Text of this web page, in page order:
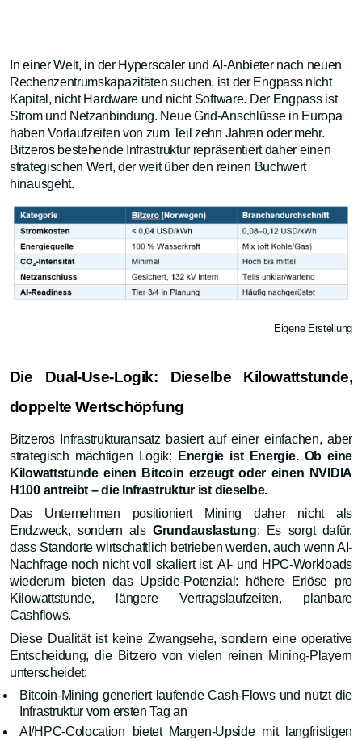
In einer Welt, in der Hyperscaler und AI-Anbieter nach neuen
Rechenzentrumskapazitäten suchen, ist der Engpass nicht
Kapital, nicht Hardware und nicht Software. Der Engpass ist
Strom und Netzanbindung. Neue Grid-Anschlüsse in Europa
haben Vorlaufzeiten von zum Teil zehn Jahren oder mehr.
Bitzeros bestehende Infrastruktur repräsentiert daher einen
strategischen Wert, der weit über den reinen Buchwert
hinausgeht.
Eigene Erstellung
Die Dual-Use-Logik: Dieselbe Kilowattstunde,
doppelte Wertschöpfung
Bitzeros Infrastrukturansatz basiert auf einer einfachen, aber
strategisch mächtigen Logik:
Energie ist Energie. Ob eine
Kilowattstunde einen Bitcoin erzeugt oder einen NVIDIA
H100 antreibt – die Infrastruktur ist dieselbe.
Das Unternehmen positioniert Mining daher nicht als
Endzweck, sondern als Grundauslastung: Es sorgt dafür,
dass Standorte wirtschaftlich betrieben werden, auch wenn AI-
Nachfrage noch nicht voll skaliert ist. AI- und HPC-Workloads
wiederum bieten das Upside-Potenzial: höhere Erlöse pro
Kilowattstunde, längere Vertragslaufzeiten, planbare
Cashflows.
Diese Dualität ist keine Zwangsehe, sondern eine operative
Entscheidung, die Bitzero von vielen reinen Mining-Playern
unterscheidet:
Bitcoin-Mining generiert laufende Cash-Flows und nutzt die
Infrastruktur vom ersten Tag an
AI/HPC-Colocation bietet Margen-Upside mit langfristigen